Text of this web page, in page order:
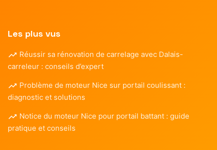
Les plus vus
Réussir sa rénovation de carrelage avec Dalais-
carreleur : conseils d’expert
Problème de moteur Nice sur portail coulissant :
diagnostic et solutions
Notice du moteur Nice pour portail battant : guide
pratique et conseils